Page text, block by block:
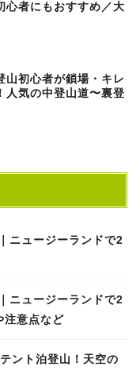
心者にもおすすめ／大
山初心者が鎖場・キレ
人気の中登山道〜裏登
ニュージーランドで2
ニュージーランドで2
注意点など
ント泊登山！天空の